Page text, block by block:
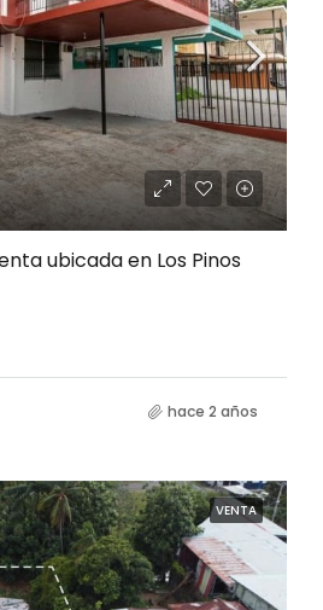
ubicada en Los Pinos
hace 2 años
VENTA